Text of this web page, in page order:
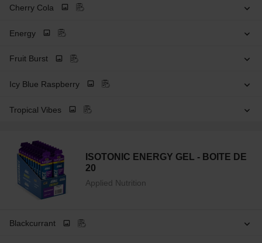
Cherry Cola
Energy
Fruit Burst
Icy Blue Raspberry
Tropical Vibes
ISOTONIC ENERGY GEL - BOITE DE
20
Applied Nutrition
Blackcurrant